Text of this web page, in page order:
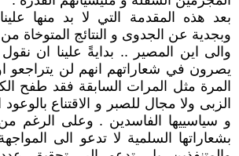
بعد هذه المقدمة التي لا بد منها
وبجدية عن الجدوى و النتائج المتوخاة
والى اين المصير .. بدايةً علينا ان
يصرون في شعاراتهم انهم لن يتراجعو
المرة مثل المرات السابقة فقد طفح
الزبى ولا مجال للصبر و الاقتناع
و سياسييها الفاسدين . وعلى الرغم
بشعاراتها السلمية لا تدعو الى